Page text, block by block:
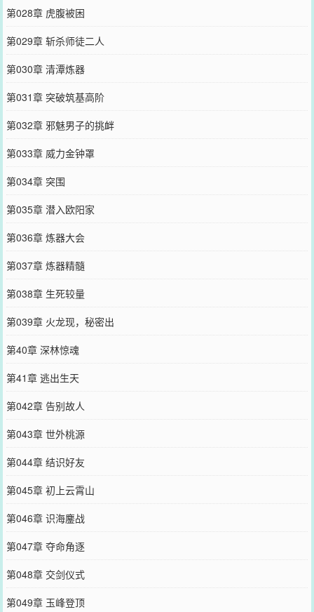
第028章 虎腹被困
第029章 斩杀师徒二人
第030章 清潭炼器
第031章 突破筑基高阶
第032章 邪魅男子的挑衅
第033章 威力金钟罩
第034章 突围
第035章 潜入欧阳家
第036章 炼器大会
第037章 炼器精髓
第038章 生死较量
第039章 火龙现，秘密出
第40章 深林惊魂
第41章 逃出生天
第042章 告别故人
第043章 世外桃源
第044章 结识好友
第045章 初上云霄山
第046章 识海鏖战
第047章 夺命角逐
第048章 交剑仪式
第049章 玉峰登顶